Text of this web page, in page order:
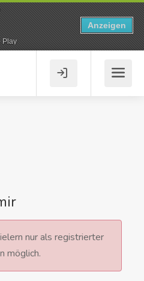
nur als registrierter
möglich.
Play
Anzeigen